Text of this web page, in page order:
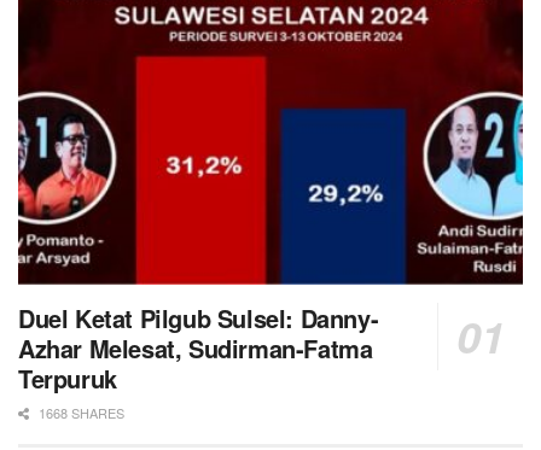
Duel Ketat Pilgub Sulsel: Danny-
Azhar Melesat, Sudirman-Fatma
Terpuruk
1668 SHARES